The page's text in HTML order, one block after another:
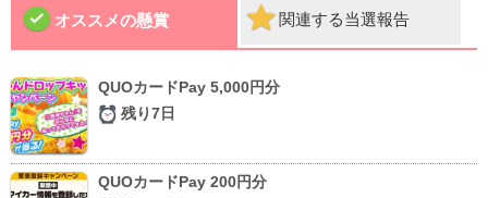
オススメの懸賞 関連する当選報告
QUOカードPay 5,000円分
残り7日
QUOカードPay 200円分